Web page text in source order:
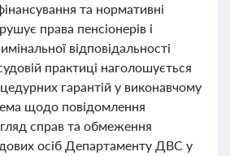
та нормативні
права пенсіонерів і
відповідальності
практиці наголошується
гарантій у виконавчому
щодо повідомлення
справ та обмеження
осіб Департаменту ДВС у